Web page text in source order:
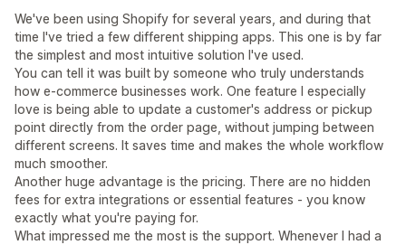
We've been using Shopify for several years, and during that
time I've tried a few different shipping apps. This one is by far
the simplest and most intuitive solution I've used.
You can tell it was built by someone who truly understands
how e-commerce businesses work. One feature I especially
love is being able to update a customer's address or pickup
point directly from the order page, without jumping between
different screens. It saves time and makes the whole workflow
much smoother.
Another huge advantage is the pricing. There are no hidden
fees for extra integrations or essential features - you know
exactly what you're paying for.
What impressed me the most is the support. Whenever I had a